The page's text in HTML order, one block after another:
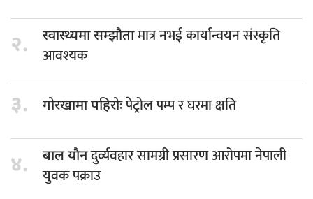
२. स्वास्थ्यमा सम्झौतामात्र नभई कार्यान्वयन संस्कृति
आवश्यक
३. गोरखामा पहिरोःपेट्रोल पम्प र घरमा क्षति
४. बाल यौनदुर्व्यवहार सामग्री प्रसारण आरोपमा नेपाली
युवक पक्राउ